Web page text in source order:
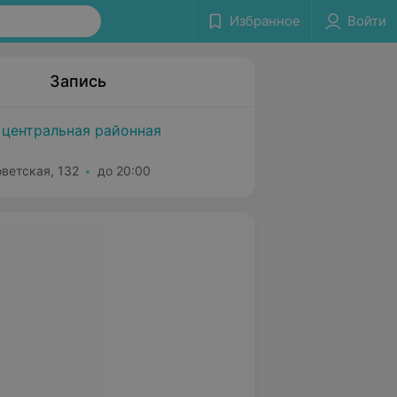
Избранное Войти
Запись
районная
132 до 20:00